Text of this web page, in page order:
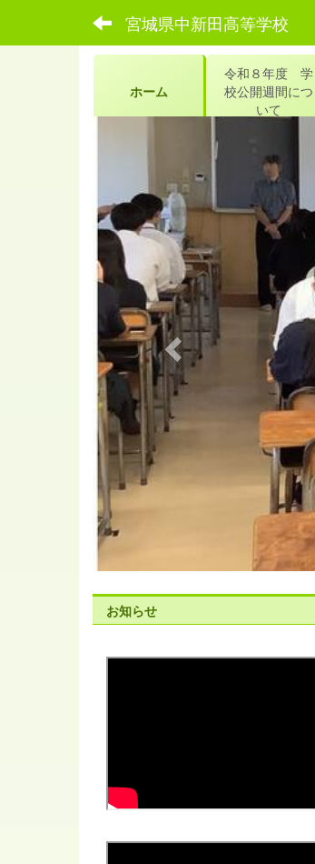
宮城県中新田高等学校
ホーム
令和８年度 学
校公開週間につ
いて
e
v
i
o
u
s
お知らせ